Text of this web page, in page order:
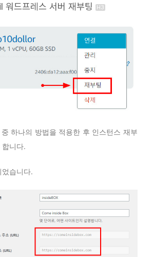
워드프레스 서버 재부팅
하나의 방법을 적용한 후 인스턴스 재부
니다.
습니다.